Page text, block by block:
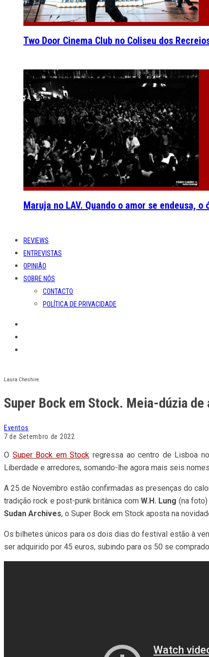
Two Door Cinema Club no Coliseu dos
Maruja no LAV. Quando o amor se endeusa, o
REVIEWS
ENTREVISTAS
OPINIÃO
SOBRE NÓS
CONTACTO
POLÍTICA DE PRIVACIDADE
Laura Cheshire
Super Bock em Stock. Meia-dúzia
Eventos
7 de Setembro de 2022
O Super Bock em Stock regressa ao centro de Lisboa
Liberdade e arredores, somando-lhe agora mais seis
A 25 de Novembro estão confirmadas as presenças do
tradição rock e post-punk britânica com W.H. Lung (na foto)
Sudan Archives, o Super Bock em Stock aposta na
Os bilhetes únicos para os dois dias do festival estão à
ser adquirido por 45 euros, subindo para os 50 se